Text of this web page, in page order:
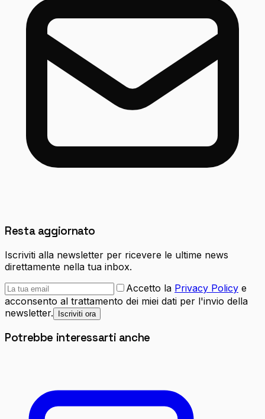
Resta aggiornato
Iscriviti alla newsletter per ricevere le ultime news
direttamente nella tua inbox.
Accetto la Privacy Policy e
acconsento al trattamento dei miei dati per l'invio della
newsletter.
Iscriviti ora
Potrebbe interessarti anche